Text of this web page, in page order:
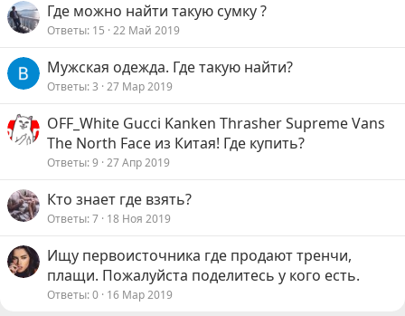
Где можно найти такую сумку ?
Ответы 15 22 Май 2019
Мужская одежда. Где такую найти?
Ответы 3 27 Мар 2019
OFF_White Gucci Kanken Thrasher Supreme Vans
The North Face из Китая! Где купить?
Ответы 9 27 Апр 2019
Кто знает где взять?
Ответы 7 18 Ноя 2019
Ищу первоисточника где продают тренчи,
плащи. Пожалуйста поделитесь у кого есть.
Ответы 0 16 Мар 2019